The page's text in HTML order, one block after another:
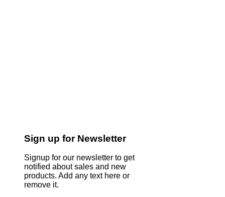
Sign up for Newsletter
Signup for our newsletter to get
notified about sales and new
products. Add any text here or
remove it.